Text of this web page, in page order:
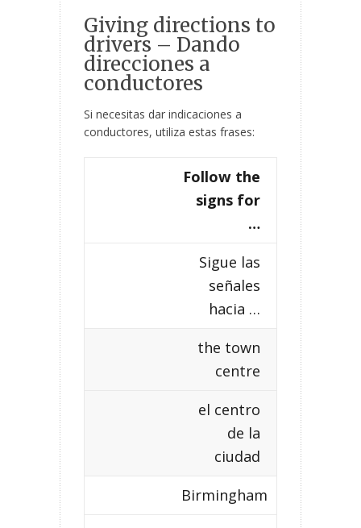
Giving directions to
drivers – Dando
direcciones a
conductores
Si necesitas dar indicaciones a
conductores, utiliza estas frases:
Follow the
signs for
…
Sigue las
señales
hacia …
the town
centre
el centro
de la
ciudad
Birmingham